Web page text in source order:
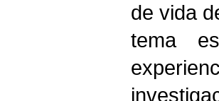
de vida
tema